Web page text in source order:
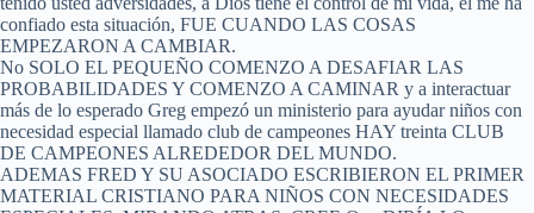
confiado esta situación, FUE CUANDO LAS COSAS
EMPEZARON A CAMBIAR.
No SOLO EL PEQUEÑO COMENZO A DESAFIAR LAS
PROBABILIDADES Y COMENZO A CAMINAR y a interactuar
más de lo esperado Greg empezó un ministerio para ayudar niños con
necesidad especial llamado club de campeones HAY treinta CLUB
DE CAMPEONES ALREDEDOR DEL MUNDO.
ADEMAS FRED Y SU ASOCIADO ESCRIBIERON EL PRIMER
MATERIAL CRISTIANO PARA NIÑOS CON NECESIDADES